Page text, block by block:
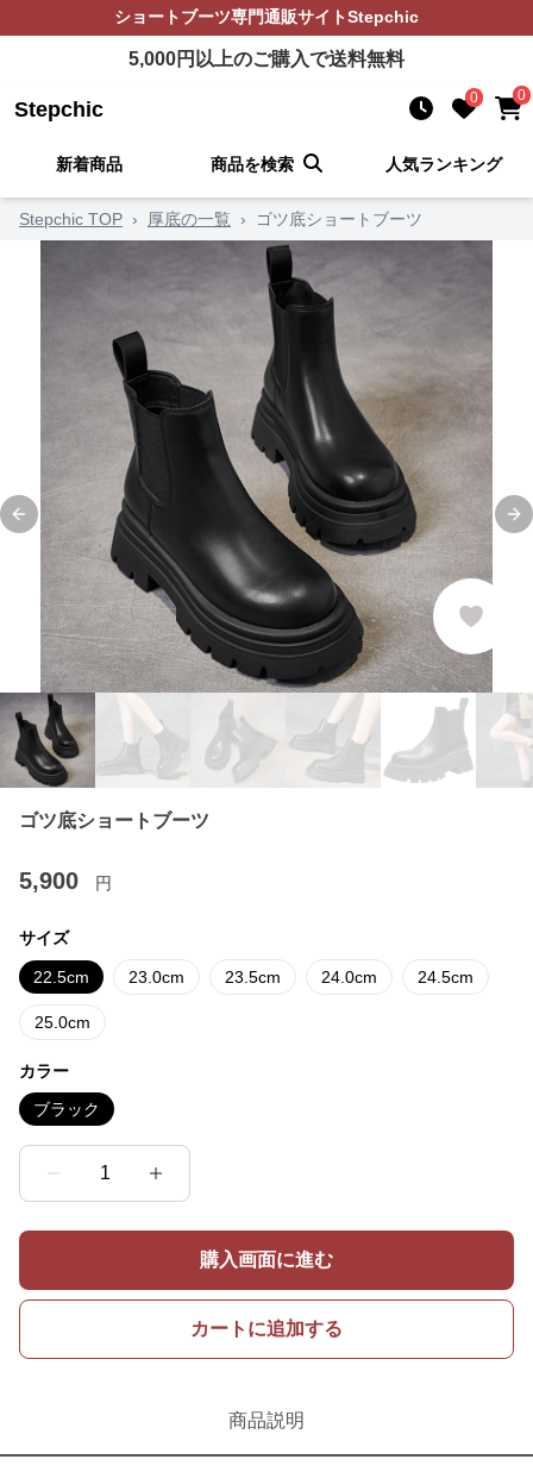
ショートブーツ専門通販サイトStepchic
5,000円以上のご購入で送料無料
Stepchic 0 0
新着商品 商品を検索 人気ランキング
Stepchic TOP › 厚底の一覧 › ゴツ底ショートブーツ
Previous slide
ゴツ底ショートブーツ
5,900 円
サイズ
22.5cm 23.0cm 23.5cm 24.0cm 24.5cm
25.0cm
カラー
ブラック
1
購入画面に進む
カートに追加する
商品説明